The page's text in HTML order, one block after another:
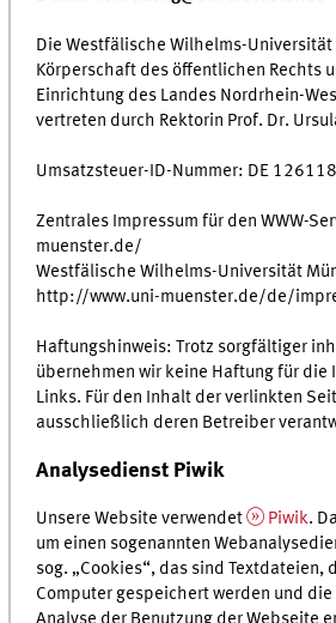
Die Westfälische Wilhelms-
Körperschaft des öffentlichen Rechts
Einrichtung des Landes Nordrhein-
vertreten durch Rektorin Prof. Dr.
Umsatzsteuer-ID-Nummer: DE
Zentrales Impressum für den WWW-
muenster.de/
Westfälische Wilhelms-Universität
http://www.uni-muenster.de/de/
Haftungshinweis: Trotz sorgfältiger
übernehmen wir keine Haftung für die
Links. Für den Inhalt der verlinkten
ausschließlich deren Betreiber
Analysedienst Piwik
Unsere Website verwendet Piwik.
um einen sogenannten
sog. „Cookies“, das sind Textdateien,
Computer gespeichert werden und